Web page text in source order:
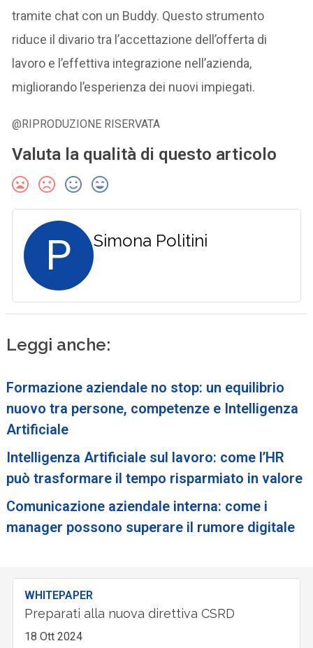
tramite chat con un Buddy. Questo strumento
riduce il divario tra l’accettazione dell’offerta di
lavoro e l’effettiva integrazione nell’azienda,
migliorando l’esperienza dei nuovi impiegati.
@RIPRODUZIONE RISERVATA
Valuta la qualità di questo articolo
P Simona Politini
Leggi anche:
Formazione aziendale no stop: un equilibrio
nuovo tra persone, competenze e Intelligenza
Artificiale
Intelligenza Artificiale sul lavoro: come l’HR
può trasformare il tempo risparmiato in valore
Comunicazione aziendale interna: come i
manager possono superare il rumore digitale
WHITEPAPER
Preparati alla nuova direttiva CSRD
18 Ott 2024